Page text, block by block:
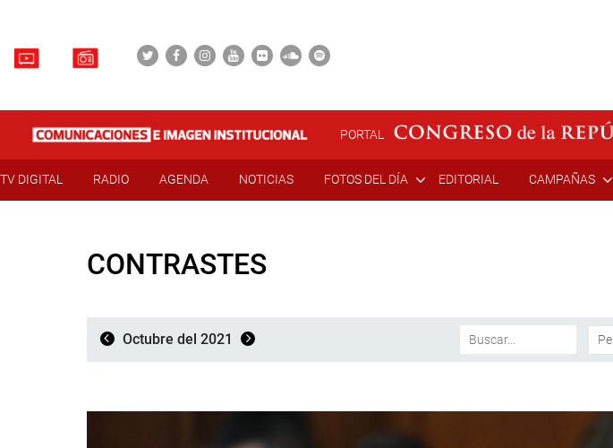
PORTAL
TV DIGITAL RADIO AGENDA NOTICIAS FOTOS DEL DÍA EDITORIAL CAMPAÑAS
CONTRASTES
Octubre del 2021